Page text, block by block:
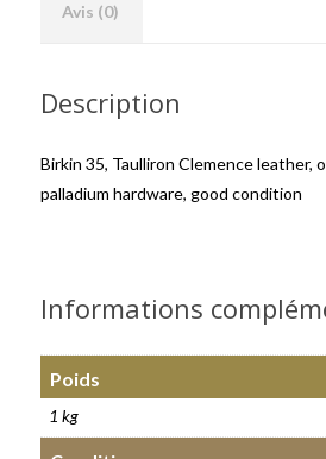
Avis (0)
Description
Birkin 35, Taulliron Clemence leather,
palladium hardware, good condition
Informations
Poids
1 kg